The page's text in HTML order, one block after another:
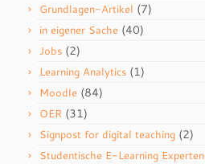
Grundlagen-Artikel (7)
in eigener Sache (40)
Jobs (2)
Learning Analytics (1)
Moodle (84)
OER (31)
Signpost for digital teaching (2)
Studentische E-Learning Experten